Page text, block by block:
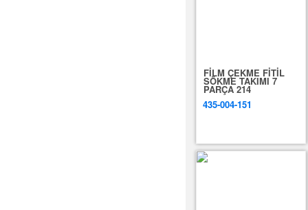
FİLM ÇEKME FİTİL
SÖKME TAKIMI 7
PARÇA 214
435-004-151